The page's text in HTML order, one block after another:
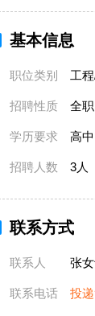
基本信息
职位类别 工
招聘性质 全职
学历要求 高中
招聘人数 3人
联系方式
联系人 张
联系电话 投